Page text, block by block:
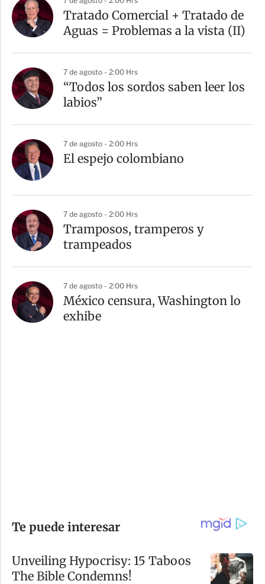
Tratado Comercial + Tratado de
Aguas = Problemas a la vista (II)
7 de agosto - 2:00 Hrs
“Todos los sordos saben leer los
labios”
7 de agosto - 2:00 Hrs
El espejo colombiano
7 de agosto - 2:00 Hrs
Tramposos, tramperos y
trampeados
7 de agosto - 2:00 Hrs
México censura, Washington lo
exhibe